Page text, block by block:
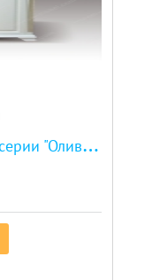
Ш
каф с гнутым багетом из серии "Оливия"